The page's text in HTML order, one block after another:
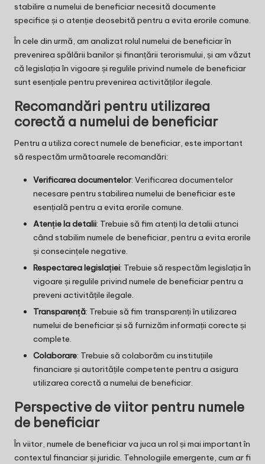
stabilire a numelui de beneficiar necesită documente
specifice și o atenție deosebită pentru a evita erorile comune.
În cele din urmă, am analizat rolul numelui de beneficiar în
prevenirea spălării banilor și finanțării terorismului, și am văzut
că legislația în vigoare și regulile privind numele de beneficiar
sunt esențiale pentru prevenirea activităților ilegale.
Recomandări pentru utilizarea
corectă a numelui de beneficiar
Pentru a utiliza corect numele de beneficiar, este important
să respectăm următoarele recomandări:
Verificarea documentelor: Verificarea documentelor
necesare pentru stabilirea numelui de beneficiar este
esențială pentru a evita erorile comune.
Atenție la detalii: Trebuie să fim atenți la detalii atunci
când stabilim numele de beneficiar, pentru a evita erorile
și consecințele negative.
Respectarea legislației: Trebuie să respectăm legislația în
vigoare și regulile privind numele de beneficiar pentru a
preveni activitățile ilegale.
Transparență: Trebuie să fim transparenți în utilizarea
numelui de beneficiar și să furnizăm informații corecte și
complete.
Colaborare: Trebuie să colaborăm cu instituțiile
financiare și autoritățile competente pentru a asigura
utilizarea corectă a numelui de beneficiar.
Perspective de viitor pentru numele
de beneficiar
În viitor, numele de beneficiar va juca un rol și mai important în
contextul financiar și juridic. Tehnologiile emergente, cum ar fi